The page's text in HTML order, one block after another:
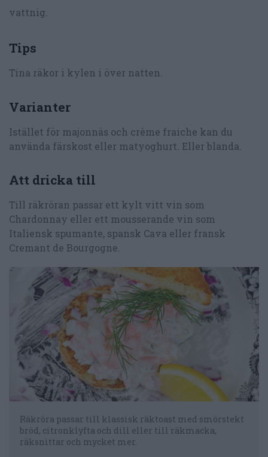
vattnig.
Tips
Tina räkor i kylen i över natten.
Varianter
Istället för majonnäs och crème fraiche kan du
använda färskost eller matyoghurt. Eller blanda.
Att dricka till
Till räkröran passar ett kylt vitt vin som
Chardonnay eller ett mousserande vin som
Italiensk spumante, spansk Cava eller fransk
Cremant de Bourgogne.
Räkröra passar till klassisk räktoast med smörstekt
bröd, citronklyfta och dill eller till räkmacka,
räksnittar och mycket mer.